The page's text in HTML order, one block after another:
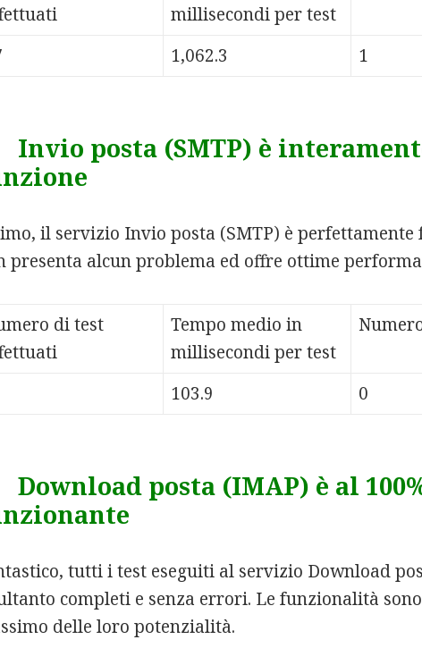
millisecondi per test
1,062.3 1
Invio posta (SMTP) è
il servizio Invio posta (SMTP) è perfettamente
presenta alcun problema ed offre ottime
di test
Tempo medio in
millisecondi per test
103.9 0
Download posta (IMAP) è al
tutti i test eseguiti al servizio Download
completi e senza errori. Le funzionalità
delle loro potenzialità.